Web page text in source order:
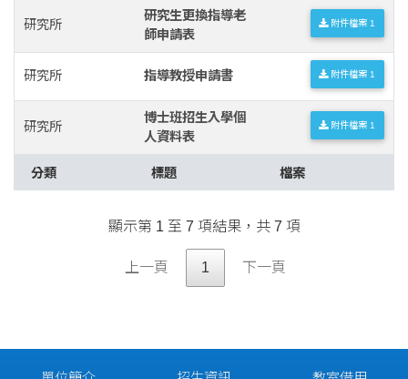
研究所
研究生更換指導老
師申請表
附件檔案 1
研究所 指導教授申請書 附件檔案 1
研究所
博士班招生入學個
人資料表
附件檔案 1
分類 標題 檔案
顯示第 1 至 7 項結果，共 7 項
上一頁 1 下一頁